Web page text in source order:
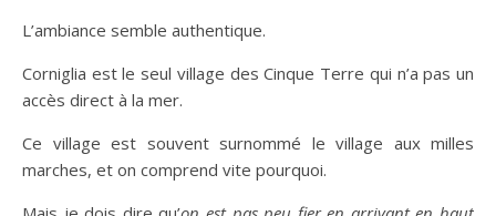
L’ambiance semble authentique.
Corniglia est le seul village des Cinque Terre qui n’a pas un
accès direct à la mer.
Ce village est souvent surnommé le village aux milles
marches, et on comprend vite pourquoi.